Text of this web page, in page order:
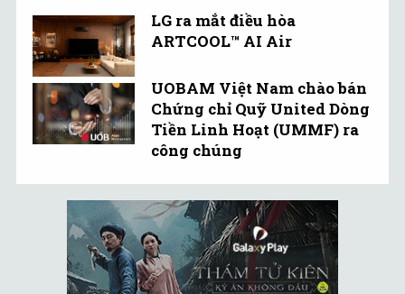
LG ra mắt điều hòa
ARTCOOL™ AI Air
UOBAM Việt Nam chào bán
Chứng chỉ Quỹ United Dòng
Tiền Linh Hoạt (UMMF) ra
công chúng